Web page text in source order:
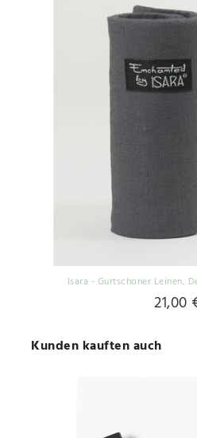
Isara - Gurtschoner Leinen,
21,00
Kunden kauften auch